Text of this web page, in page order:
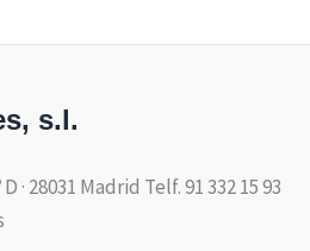
s.l.
· 28031 Madrid Telf. 91 332 15 93